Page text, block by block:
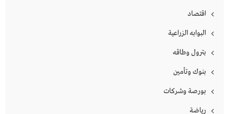
اقتصاد
البوابه الزراعية
بترول وطاقه
بنوك وتأمين
بورصة وشركات
رياضة